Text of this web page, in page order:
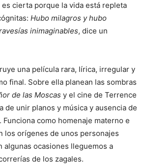
cierta porque la vida está repleta
Hubo milagros y hubo
inimaginables, dice un
una película rara, lírica, irregular y
final. Sobre ella planean las sombras
de las Moscas y el cine de Terrence
de unir planos y música y ausencia de
Funciona como homenaje materno e
los orígenes de unos personajes
algunas ocasiones lleguemos a
de los zagales.